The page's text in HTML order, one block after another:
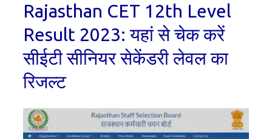
Rajasthan CET 12th Level
Result 2023: यहां से चेक करें
सीईटी सीनियर सेकेंडरी लेवल का
रिजल्ट